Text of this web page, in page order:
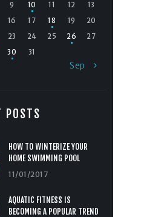
9 10 11 12
13
16 17 18 19
20
23 24 25 26
27
30 31
Sep »
POSTS
HOW TO WINTERIZE YOUR
HOME SWIMMING POOL
11/01/2017
AQUATIC FITNESS IS
BECOMING A POPULAR TREND